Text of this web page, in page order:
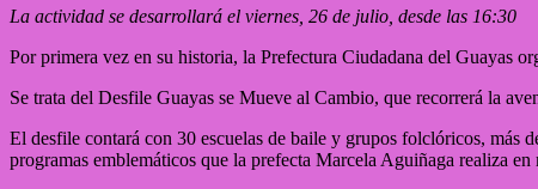
La actividad se desarrollará el viernes, 26 de julio, desde las 16:30
Por primera vez en su historia, la Prefectura Ciudadana del Guayas
Se trata del Desfile Guayas se Mueve al Cambio, que recorrerá la
El desfile contará con 30 escuelas de baile y grupos folclóricos, más
programas emblemáticos que la prefecta Marcela Aguiñaga realiza